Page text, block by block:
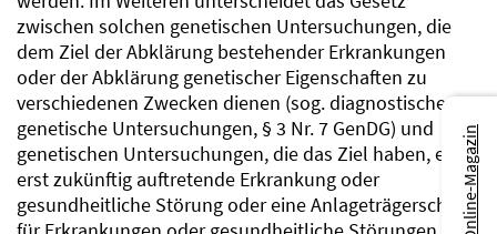
zwischen solchen genetischen Untersuchungen, die
dem Ziel der Abklärung bestehender Erkrankungen
oder der Abklärung genetischer Eigenschaften zu
verschiedenen Zwecken dienen (sog. diagnostische
genetische Untersuchungen, § 3 Nr. 7 GenDG) und
genetischen Untersuchungen, die das Ziel haben, eine
erst zukünftig auftretende Erkrankung oder
gesundheitliche Störung oder eine AnlageträgerschaftZum Online-Magazin